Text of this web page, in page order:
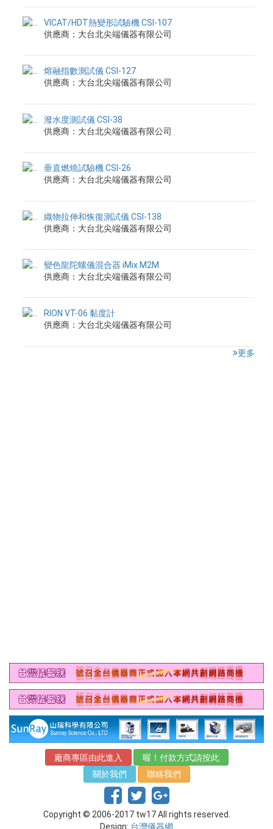
VICAT/HDT熱變形試驗機 CSI-107
供應商：大台北尖端儀器有限公司
熔融指數測試儀 CSI-127
供應商：大台北尖端儀器有限公司
潑水度測試儀 CSI-38
供應商：大台北尖端儀器有限公司
垂直燃燒試驗機 CSI-26
供應商：大台北尖端儀器有限公司
織物拉伸和恢復測試儀 CSI-138
供應商：大台北尖端儀器有限公司
變色龍陀螺儀混合器 iMix M2M
供應商：大台北尖端儀器有限公司
RION VT-06 黏度計
供應商：大台北尖端儀器有限公司
更多
廠商專區由此進入
喔！付款方式請按此
關於我們
聯絡我們
Copyright © 2006-2017 tw17 All rights reserved.
Design: 台灣儀器網